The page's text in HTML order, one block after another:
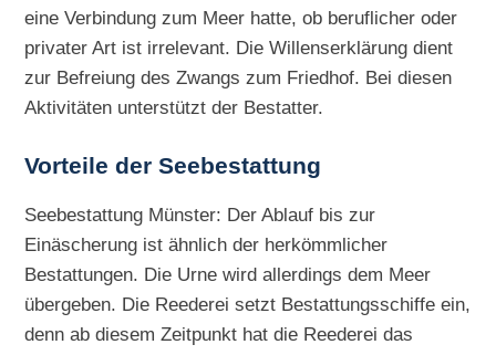
eine Verbindung zum Meer hatte, ob beruflicher oder
privater Art ist irrelevant. Die Willenserklärung dient
zur Befreiung des Zwangs zum Friedhof. Bei diesen
Aktivitäten unterstützt der Bestatter.
Vorteile der Seebestattung
Seebestattung Münster: Der Ablauf bis zur
Einäscherung ist ähnlich der herkömmlicher
Bestattungen. Die Urne wird allerdings dem Meer
übergeben. Die Reederei setzt Bestattungsschiffe ein,
denn ab diesem Zeitpunkt hat die Reederei das